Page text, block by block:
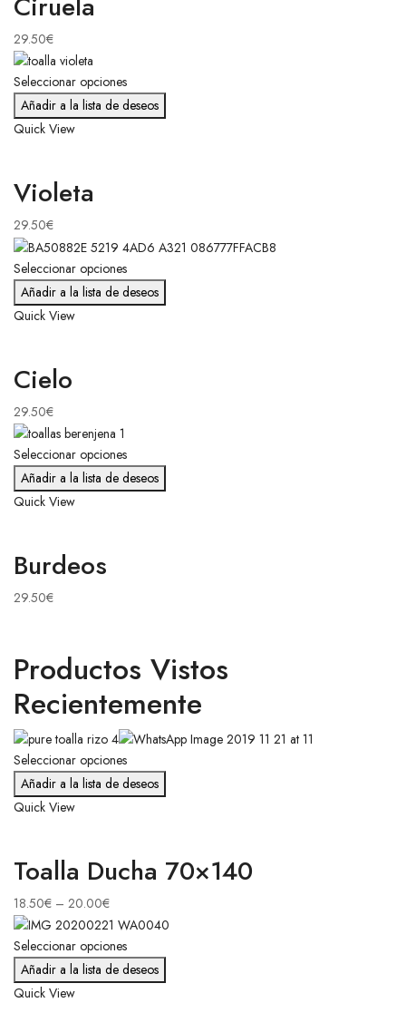
29.50€
Seleccionar opciones
Añadir a la lista de deseos
Quick View
Violeta
29.50€
Seleccionar opciones
Añadir a la lista de deseos
Quick View
Cielo
29.50€
Seleccionar opciones
Añadir a la lista de deseos
Quick View
Burdeos
29.50€
Productos Vistos
Recientemente
Seleccionar opciones
Añadir a la lista de deseos
Quick View
Toalla Ducha 70×140
18.50€ – 20.00€
Seleccionar opciones
Añadir a la lista de deseos
Quick View